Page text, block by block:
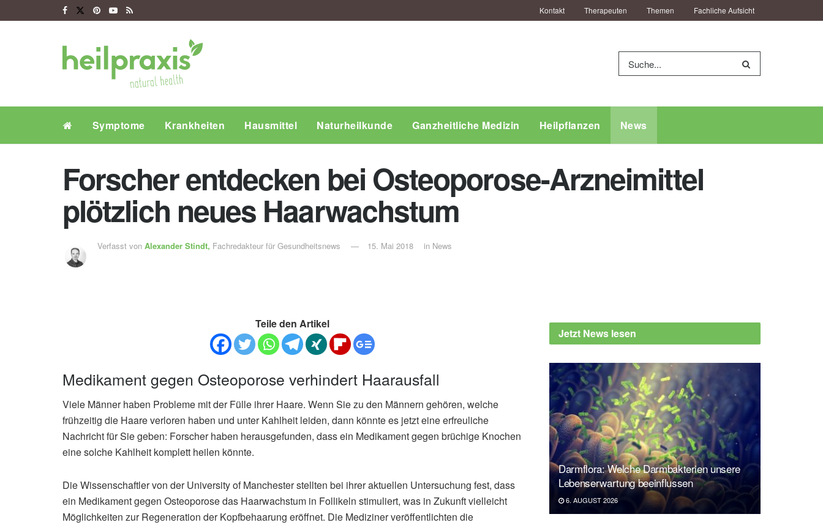
Kontakt Therapeuten Themen Fachliche Aufsicht
Symptome Krankheiten Hausmittel Naturheilkunde Ganzheitliche Medizin Heilpflanzen News
Forscher entdecken bei Osteoporose-Arzneimittel
plötzlich neues Haarwachstum
Verfasst von Alexander Stindt, Fachredakteur für Gesundheitsnews 15. Mai 2018 in News
Teile den Artikel
Medikament gegen Osteoporose verhindert Haarausfall
Viele Männer haben Probleme mit der Fülle ihrer Haare. Wenn Sie zu den Männern gehören, welche
frühzeitig die Haare verloren haben und unter Kahlheit leiden, dann könnte es jetzt eine erfreuliche
Nachricht für Sie geben: Forscher haben herausgefunden, dass ein Medikament gegen brüchige Knochen
eine solche Kahlheit komplett heilen könnte.
Die Wissenschaftler von der University of Manchester stellten bei ihrer aktuellen Untersuchung fest, dass
ein Medikament gegen Osteoporose das Haarwachstum in Follikeln stimuliert, was in Zukunft vielleicht
Möglichkeiten zur Regeneration der Kopfbehaarung eröffnet. Die Mediziner veröffentlichten die
Jetzt News lesen
Darmflora: Welche Darmbakterien unsere
Lebenserwartung beeinflussen
6. AUGUST 2026